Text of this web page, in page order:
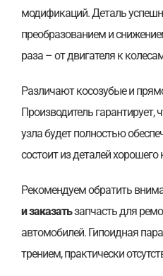
модификаций. Деталь
преобразованием и
раза – от двигателя к
Различают косозубые и
Производитель
узла будет полностью
состоит из деталей хорошего
Рекомендуем обратить
и заказатьзапчасть для
автомобилей. Гипоидная
трением, практически